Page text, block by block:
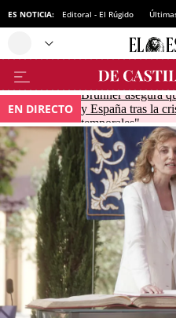
ES NOTICIA: Editoral - El Rúgido
EN DIRECTO
Brunner asegura
y España tras la
temporales"